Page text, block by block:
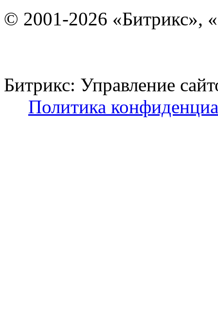
© 2001-2026 «Битрикс»,
Битрикс: Управление
Политика